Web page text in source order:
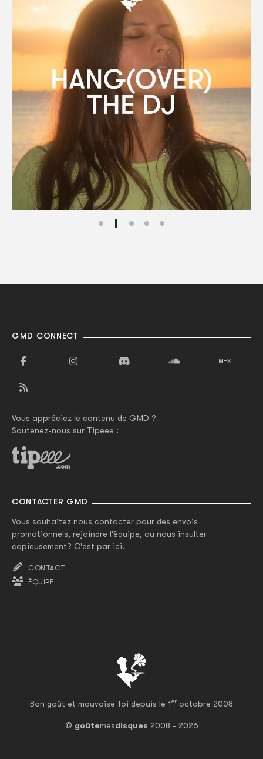
Bon goût et mauvaise foi depuis le 1er octobre 2008
© goûtemesdisques 2008 - 2026
GMD CONNECT
Vous appréciez le contenu de GMD ?
Soutenez-nous sur Tipeee :
CONTACTER GMD
Vous souhaitez nous contacter pour des envois
promotionnels, rejoindre l'équipe, ou nous insulter
copieusement? C'est par ici.
CONTACT
ÉQUIPE